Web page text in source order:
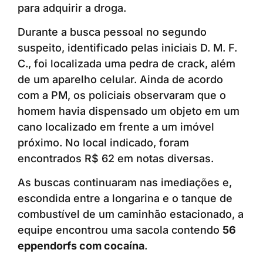
para adquirir a droga.
Durante a busca pessoal no segundo
suspeito, identificado pelas iniciais D. M. F.
C., foi localizada uma pedra de crack, além
de um aparelho celular. Ainda de acordo
com a PM, os policiais observaram que o
homem havia dispensado um objeto em um
cano localizado em frente a um imóvel
próximo. No local indicado, foram
encontrados R$ 62 em notas diversas.
As buscas continuaram nas imediações e,
escondida entre a longarina e o tanque de
combustível de um caminhão estacionado, a
equipe encontrou uma sacola contendo 56
eppendorfs com cocaína.